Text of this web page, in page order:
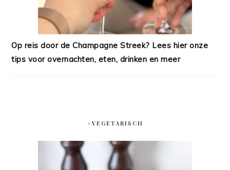
Op reis door de Champagne Streek? Lees hier onze
tips voor overnachten, eten, drinken en meer
#VEGETARISCH